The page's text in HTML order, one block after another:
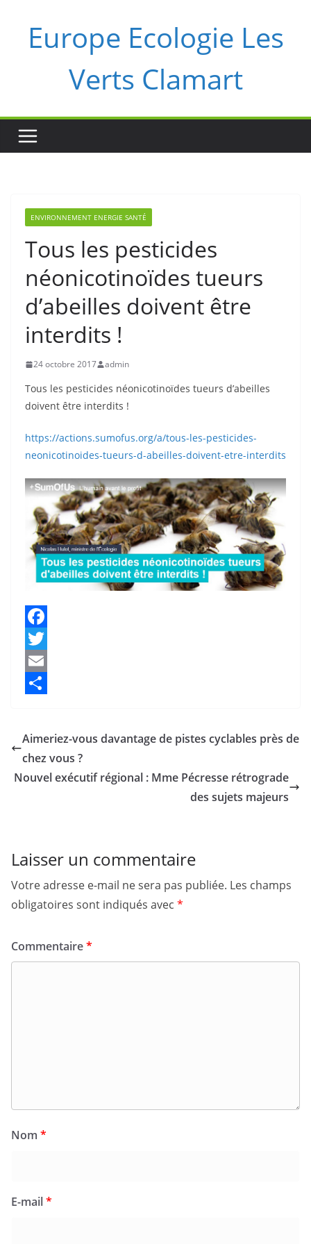
contenuEurope Ecologie Les
Verts Clamart
ENVIRONNEMENT ENERGIE SANTÉ
Tous les pesticides
néonicotinoïdes tueurs
d’abeilles doivent être
interdits !
24 octobre 2017 admin
Tous les pesticides néonicotinoïdes tueurs d’abeilles
doivent être interdits !
https://actions.sumofus.org/a/tous-les-pesticides-
neonicotinoides-tueurs-d-abeilles-doivent-etre-interdits
F
a
c
o
o
T
w
t
e
E
l
r
t
r
Aimeriez-vous davantage de pistes cyclables près de
chez vous ?
Nouvel exécutif régional : Mme Pécresse rétrograde
des sujets majeurs
Laisser un commentaire
Votre adresse e-mail ne sera pas publiée. Les champs
obligatoires sont indiqués avec *
Commentaire*
Nom *
E-mail*